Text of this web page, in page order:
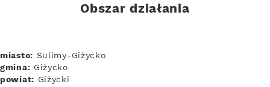
Obszar działania
miasto: Sulimy-Giżycko
gmina: Giżycko
powiat: Giżycki